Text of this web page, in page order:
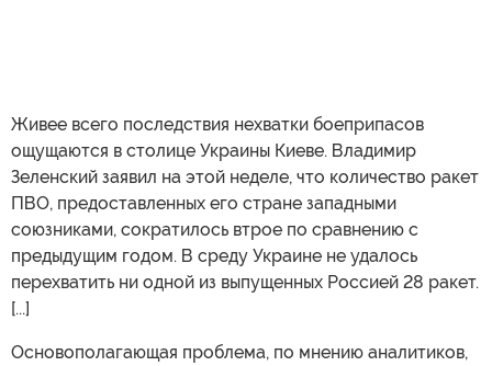
Живее всего последствия нехватки боеприпасов
ощущаются в столице Украины Киеве. Владимир
Зеленский заявил на этой неделе, что количество ракет
ПВО, предоставленных его стране западными
союзниками, сократилось втрое по сравнению с
предыдущим годом. В среду Украине не удалось
перехватить ни одной из выпущенных Россией 28 ракет.
[...]
Основополагающая проблема, по мнению аналитиков,